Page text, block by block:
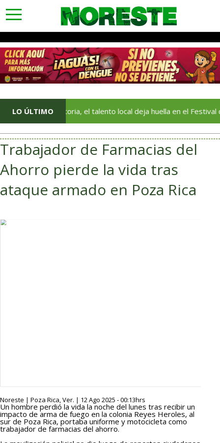
toggle
navigation
LO ÚLTIMO
historia, el talento local deja huella en el Festival del Mar
Trabajador de Farmacias del
Ahorro pierde la vida tras
ataque armado en Poza Rica
Noreste | Poza Rica, Ver. | 12 Ago 2025 - 00:13hrs
Un hombre perdió la vida la noche del lunes tras recibir un
impacto de arma de fuego en la colonia Reyes Heroles, al
sur de Poza Rica, portaba uniforme y motocicleta como
trabajador de farmacias del ahorro.